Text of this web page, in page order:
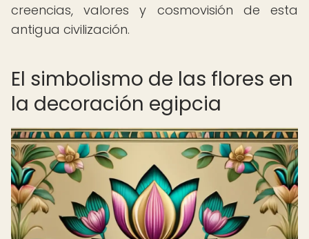
creencias, valores y cosmovisión de esta
antigua civilización.
El simbolismo de las flores en
la decoración egipcia